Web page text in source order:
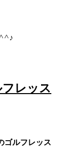
レッス
ゴルフレッス